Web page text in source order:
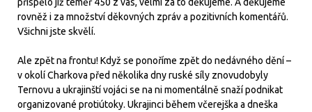
rovněž i za množství děkovných zpráv a pozitivních komentářů.
Všichni jste skvělí.
Ale zpět na frontu! Když se ponoříme zpět do nedávného dění –
v okolí Charkova před několika dny ruské síly znovudobyly
Ternovu a ukrajinští vojáci se na ni momentálně snaží podnikat
organizované protiútoky. Ukrajinci během včerejška a dneška